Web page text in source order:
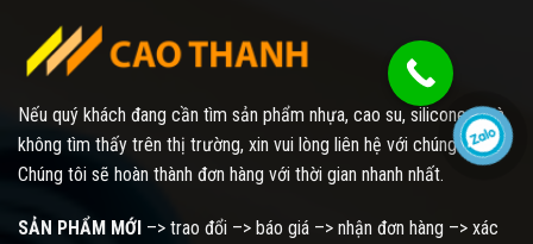
Nếu quý khách đang cần tìm sản phẩm nhựa, cao su, silicone... mà
không tìm thấy trên thị trường, xin vui lòng liên hệ với chúng tôi.
Chúng tôi sẽ hoàn thành đơn hàng với thời gian nhanh nhất.
SẢN PHẨM MỚI –> trao đổi –> báo giá –> nhận đơn hàng –> xác